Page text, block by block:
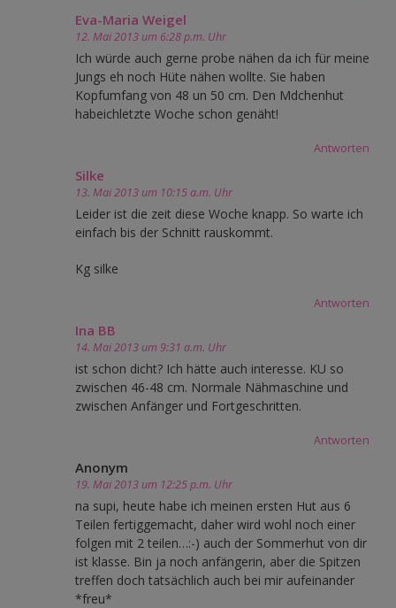
Eva-Maria Weigel
12. Mai 2013 um 6:28 p.m. Uhr
Ich würde auch gerne probe nähen da ich für meine
Jungs eh noch Hüte nähen wollte. Sie haben
Kopfumfang von 48 un 50 cm. Den Mdchenhut
habeichletzte Woche schon genäht!
Antworten
Silke
13. Mai 2013 um 10:15 a.m. Uhr
Leider ist die zeit diese Woche knapp. So warte ich
einfach bis der Schnitt rauskommt.
Kg silke
Antworten
Ina BB
14. Mai 2013 um 9:31 a.m. Uhr
ist schon dicht? Ich hätte auch interesse. KU so
zwischen 46-48 cm. Normale Nähmaschine und
zwischen Anfänger und Fortgeschritten.
Antworten
Anonym
19. Mai 2013 um 12:25 p.m. Uhr
na supi, heute habe ich meinen ersten Hut aus 6
Teilen fertiggemacht, daher wird wohl noch einer
folgen mit 2 teilen…:-) auch der Sommerhut von dir
ist klasse. Bin ja noch anfängerin, aber die Spitzen
treffen doch tatsächlich auch bei mir aufeinander
*freu*